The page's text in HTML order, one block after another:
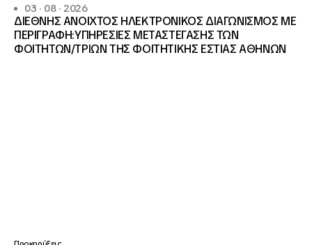
03 · 08 · 2026
ΔΙΕΘΝΗΣ ΑΝΟΙΧΤΟΣ ΗΛΕΚΤΡΟΝΙΚΟΣ ΔΙΑΓΩΝΙΣΜΟΣ ΜΕ
ΠΕΡΙΓΡΑΦΗ:ΥΠΗΡΕΣΙΕΣ METAΣΤΕΓΑΣΗΣ ΤΩΝ
ΦΟΙΤΗΤΩΝ/ΤΡΙΩΝ ΤΗΣ ΦΟΙΤΗΤΙΚΗΣ ΕΣΤΙΑΣ ΑΘΗΝΩΝ